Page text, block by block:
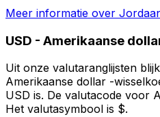
Meer informatie over
USD - Amerikaanse
Uit onze valutaranglijsten
Amerikaanse dollar -
USD is. De valutacode voor
Het valutasymbool is $.